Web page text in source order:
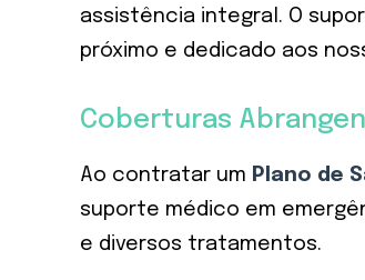
assistência integral. O
próximo e dedicado aos
Coberturas
Ao contratar um Plano de
suporte médico em
e diversos tratamentos.